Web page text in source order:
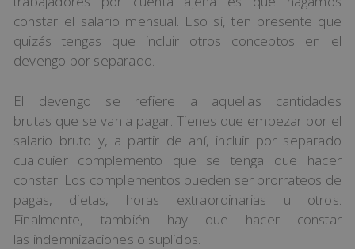
constar el salario mensual. Eso sí, ten presente que
quizás tengas que incluir otros conceptos en el
devengo por separado.
El devengo se refiere a aquellas cantidades
brutas que se van a pagar. Tienes que empezar por el
salario bruto y, a partir de ahí, incluir por separado
cualquier complemento que se tenga que hacer
constar. Los complementos pueden ser prorrateos de
pagas, dietas, horas extraordinarias u otros.
Finalmente, también hay que hacer constar
las indemnizaciones o suplidos.